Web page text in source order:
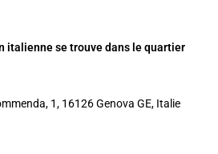
italienne se trouve dans le quartier
1, 16126 Genova GE, Italie